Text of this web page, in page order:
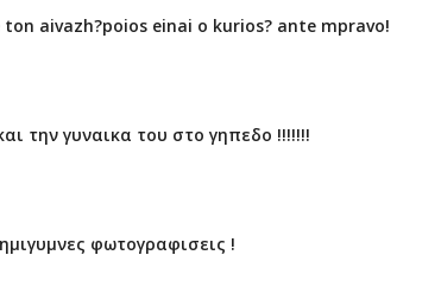
aivazh?poios einai o kurios? ante mpravo!
την γυναικα του στο γηπεδο !!!!!!!
φωτογραφισεις !